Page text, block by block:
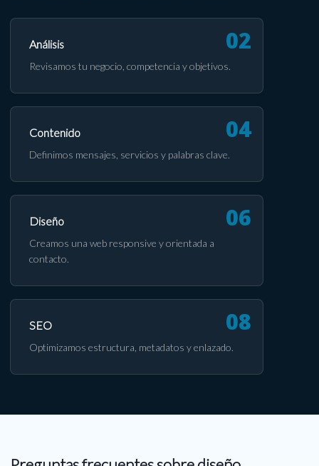
Análisis
Revisamos tu negocio, competencia y objetivos.
Contenido
Definimos mensajes, servicios y palabras clave.
Diseño
Creamos una web responsive y orientada a
contacto.
SEO
Optimizamos estructura, metadatos y enlazado.